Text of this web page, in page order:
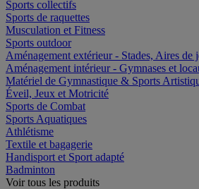
Sports collectifs
Sports de raquettes
Musculation et Fitness
Sports outdoor
Aménagement extérieur - Stades, Aires de
Aménagement intérieur - Gymnases et
Matériel de Gymnastique & Sports
Éveil, Jeux et Motricité
Sports de Combat
Sports Aquatiques
Athlétisme
Textile et bagagerie
Handisport et Sport adapté
Badminton
Voir tous les produits